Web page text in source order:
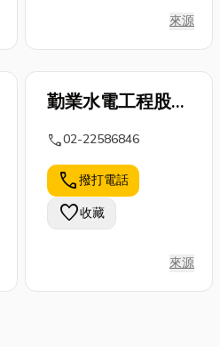
來源
勤業水電工程股份
call02-22586846
call撥打電話
favorite收藏
來源